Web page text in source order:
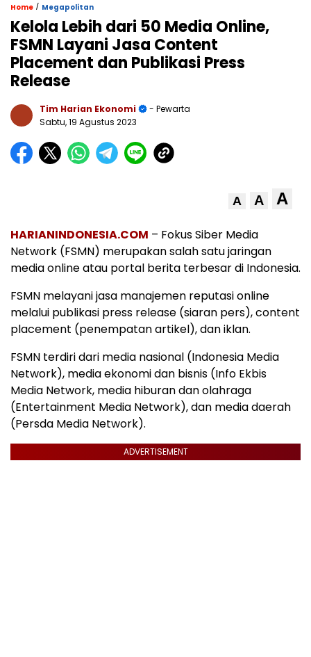
Home / Megapolitan
Kelola Lebih dari 50 Media Online,
FSMN Layani Jasa Content
Placement dan Publikasi Press
Release
Tim Harian Ekonomi
- Pewarta
Sabtu, 19 Agustus 2023
A A A
HARIANINDONESIA.COM – Fokus Siber Media
Network (FSMN) merupakan salah satu jaringan
media online atau portal berita terbesar di Indonesia.
FSMN melayani jasa manajemen reputasi online
melalui publikasi press release (siaran pers), content
placement (penempatan artikel), dan iklan.
FSMN terdiri dari media nasional (Indonesia Media
Network), media ekonomi dan bisnis (Info Ekbis
Media Network, media hiburan dan olahraga
(Entertainment Media Network), dan media daerah
(Persda Media Network).
ADVERTISEMENT